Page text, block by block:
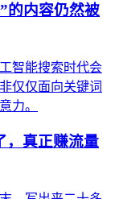
的内容仍然被
智能搜索时代会
仅仅面向关键词
力。
，真正赚流量